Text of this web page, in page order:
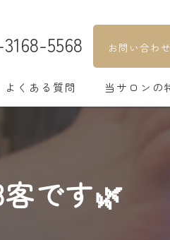
5568 お問い合わ
よくある質問 当サロンの
更年期
です🌿